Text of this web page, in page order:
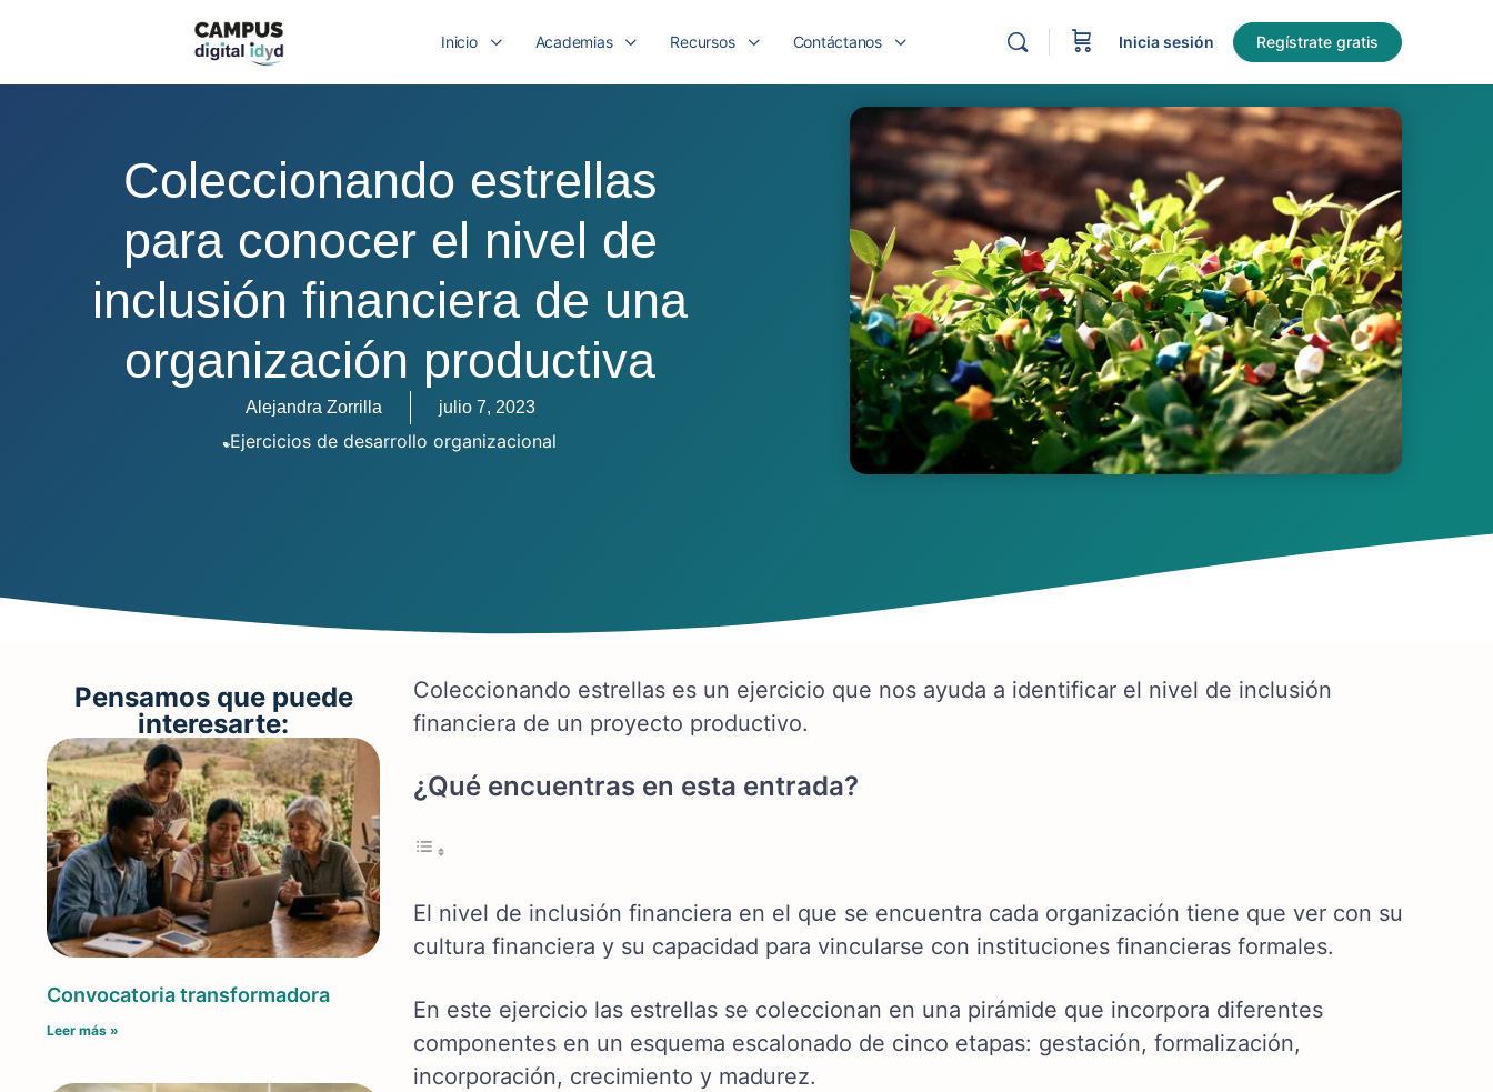
Inicio Academias Recursos Contáctanos Inicia sesión Regístrate gratis
Coleccionando estrellas
para conocer el nivel de
inclusión financiera de una
organización productiva
Alejandra Zorrilla julio 7, 2023
Ejercicios de desarrollo organizacional
Pensamos que puede
interesarte:
Convocatoria transformadora
Leer más »
Coleccionando estrellas es un ejercicio que nos ayuda a identificar el nivel de inclusión
financiera de un proyecto productivo.
¿Qué encuentras en esta entrada?
El nivel de inclusión financiera en el que se encuentra cada organización tiene que ver con su
cultura financiera y su capacidad para vincularse con instituciones financieras formales.
En este ejercicio las estrellas se coleccionan en una pirámide que incorpora diferentes
componentes en un esquema escalonado de cinco etapas: gestación, formalización,
incorporación, crecimiento y madurez.